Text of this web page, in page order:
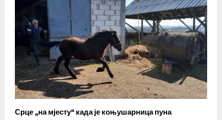
Срце „на мјесту“ када је коњушарница пуна